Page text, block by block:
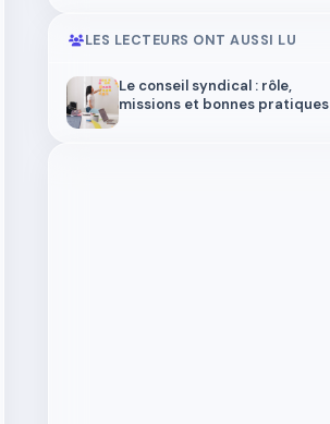
LES LECTEURS ONT AUSSI LU
Le conseil syndical : rôle,
missions et bonnes pratiques